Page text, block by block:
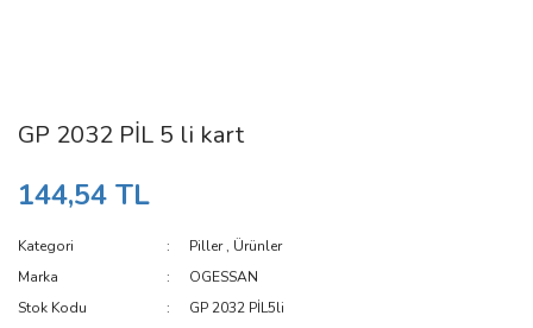
GP 2032 PİL 5 li kart
144,54 TL
Kategori Piller, Ürünler
Marka
OGESSAN
Stok Kodu
GP 2032 PİL5li